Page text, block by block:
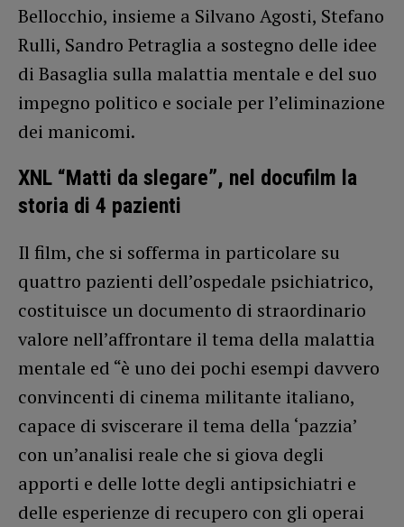
Bellocchio, insieme a Silvano Agosti, Stefano
Rulli, Sandro Petraglia a sostegno delle idee
di Basaglia sulla malattia mentale e del suo
impegno politico e sociale per l’eliminazione
dei manicomi.
XNL “Matti da slegare”, nel docufilm la
storia di 4 pazienti
Il film, che si sofferma in particolare su
quattro pazienti dell’ospedale psichiatrico,
costituisce un documento di straordinario
valore nell’affrontare il tema della malattia
mentale ed “è uno dei pochi esempi davvero
convincenti di cinema militante italiano,
capace di sviscerare il tema della ‘pazzia’
con un’analisi reale che si giova degli
apporti e delle lotte degli antipsichiatri e
delle esperienze di recupero con gli operai